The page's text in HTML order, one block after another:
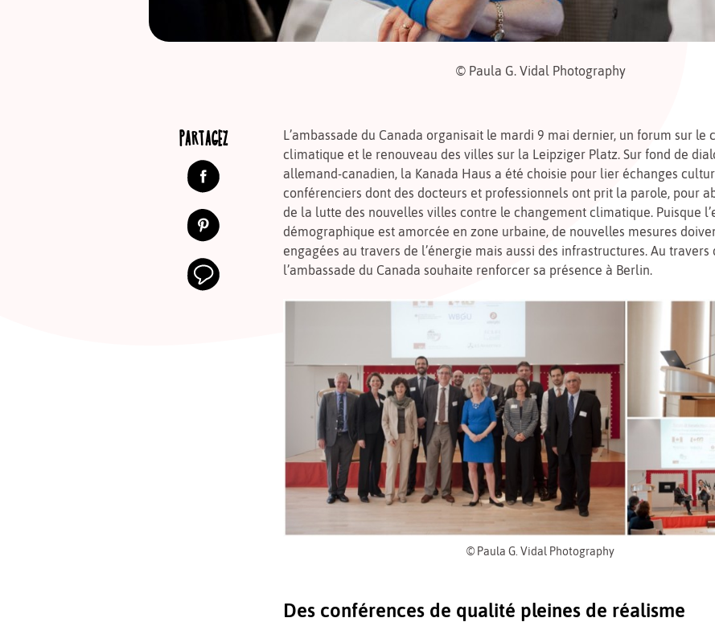
© Paula G. Vidal Photography
PARTAGEZ
L’ambassade du Canada organisait le mardi 9 mai dernier, un forum sur le
climatique et le renouveau des villes sur la Leipziger Platz. Sur fond de
allemand-canadien, la Kanada Haus a été choisie pour lier échanges
conférenciers dont des docteurs et professionnels ont prit la parole, pour
de la lutte des nouvelles villes contre le changement climatique. Puisque
démographique est amorcée en zone urbaine, de nouvelles mesures
engagées au travers de l’énergie mais aussi des infrastructures. Au travers
l’ambassade du Canada souhaite renforcer sa présence à Berlin.
© Paula G. Vidal Photography
Des conférences de qualité pleines de réalisme